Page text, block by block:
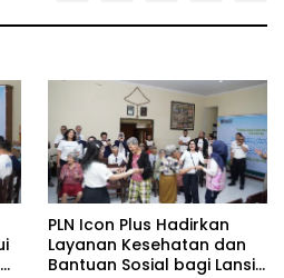
PLN Icon Plus Hadirkan
Layanan Kesehatan dan
Bantuan Sosial bagi Lansia